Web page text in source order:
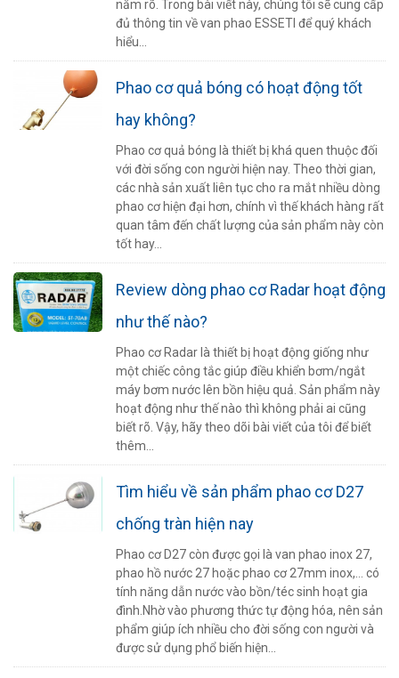
nắm rõ. Trong bài viết này, chúng tôi sẽ cung cấp
đủ thông tin về van phao ESSETI để quý khách
hiểu...
Phao cơ quả bóng có hoạt động tốt
hay không?
Phao cơ quả bóng là thiết bị khá quen thuộc đối
với đời sống con người hiện nay. Theo thời gian,
các nhà sản xuất liên tục cho ra mắt nhiều dòng
phao cơ hiện đại hơn, chính vì thế khách hàng rất
quan tâm đến chất lượng của sản phẩm này còn
tốt hay...
Review dòng phao cơ Radar hoạt động
như thế nào?
Phao cơ Radar là thiết bị hoạt động giống như
một chiếc công tắc giúp điều khiển bơm/ngắt
máy bơm nước lên bồn hiệu quả. Sản phẩm này
hoạt động như thế nào thì không phải ai cũng
biết rõ. Vậy, hãy theo dõi bài viết của tôi để biết
thêm...
Tìm hiểu về sản phẩm phao cơ D27
chống tràn hiện nay
Phao cơ D27 còn được gọi là van phao inox 27,
phao hồ nước 27 hoặc phao cơ 27mm inox,… có
tính năng dẫn nước vào bồn/téc sinh hoạt gia
đình.Nhờ vào phương thức tự động hóa, nên sản
phẩm giúp ích nhiều cho đời sống con người và
được sử dụng phổ biến hiện...